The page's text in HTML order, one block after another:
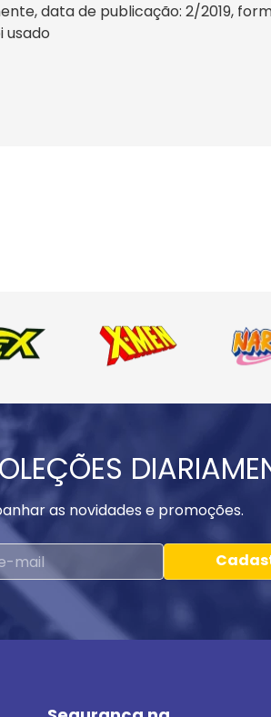
data de publicação: 2/2019,
usado
as novidades e promoções.